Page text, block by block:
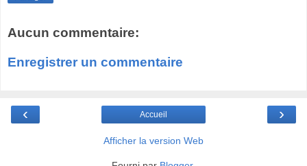
Aucun commentaire:
Enregistrer un commentaire
‹ ›
Accueil
Afficher la version Web